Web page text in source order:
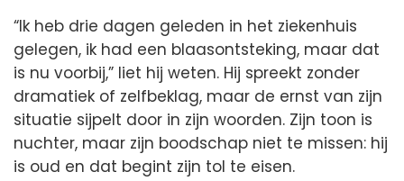
“Ik heb drie dagen geleden in het ziekenhuis
gelegen, ik had een blaasontsteking, maar dat
is nu voorbij,” liet hij weten. Hij spreekt zonder
dramatiek of zelfbeklag, maar de ernst van zijn
situatie sijpelt door in zijn woorden. Zijn toon is
nuchter, maar zijn boodschap niet te missen: hij
is oud en dat begint zijn tol te eisen.